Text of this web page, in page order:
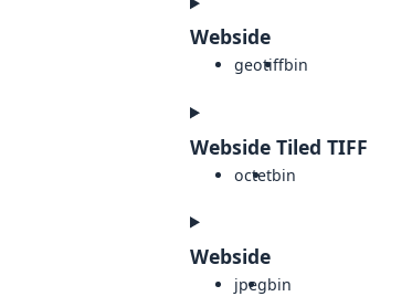
Webside
geotiffbin
Webside Tiled TIFF
octetbin
Webside
jpegbin